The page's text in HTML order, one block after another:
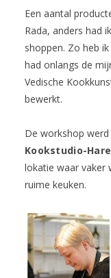
Een aantal
Rada, anders had
shoppen. Zo heb
had onlangs de
Vedische
bewerkt.
De workshop werd
Kookstudio-
lokatie waar vaker
ruime keuken.